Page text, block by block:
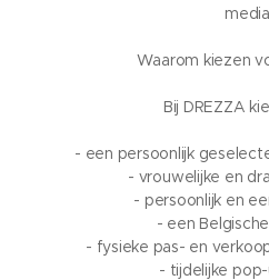
Waarom kiezen
Bij DREZZA
- een persoonlijk
- vrouwelijke en
- persoonlijk en
- een
- fysieke pas- en
- tijdelijke